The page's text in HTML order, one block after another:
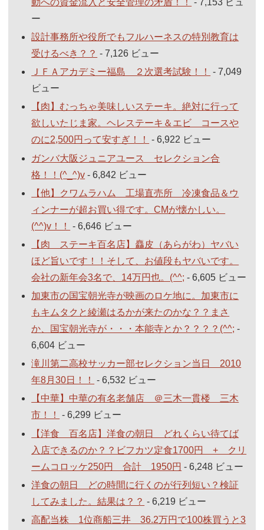
ー
設計事務所や役所でもフルハーネスの特別教育は
受けるべき？？ - 7,126 ビュー
ＪＦＡアカデミー福島 ２次選考試験！！
- 7,049
ビュー
【肉】むっちゃ美味しいステーキ。絶対に行って
欲しいたじま家。ヘレステーキ＆エビ コースや
のに2,500円って安すぎ！！
- 6,922 ビュー
ガンバ大阪ジュニアユース セレクション合
格！！(^_^)v - 6,842 ビュー
【他】クワムラハム 工場直売所 冷凍食品＆ウ
ィンナーが超お買い得です。CMが懐かしい。
(^^)v！！
- 6,646 ビュー
【肉 ステーキ百名店】麤皮（あらがわ）ヤバい
ほど旨いです！！そして、お値段もヤバいです。
会社の新年会3名で、14万円也。(^^; - 6,605 ビュー
加東市の国宝朝光寺が映画のロケ地に。加東市に
もキムタクと綾瀬はるかが来たのかな？？まさ
か、国宝朝光寺が・・・本能寺とか？？？？(^^; -
6,604 ビュー
滝川第二高校サッカー部セレクション当日 2010
年8月30日！！
- 6,532 ビュー
【中華】中華の有名老舗店 ＠三木一貫楼 三木
市！！
- 6,299 ビュー
【洋食 百名店】洋食の朝日 どれくらい待てば
入店できるのか？？ビフカツ定食1700円 + クリ
ームコロッケ250円 合計 1950円 - 6,248 ビュー
洋食の朝日 どの時間に行くのが行列短い？検証
してみました。結果は？？ - 6,219 ビュー
高配当株 1位商船三井 36.2万円で100株買うと3